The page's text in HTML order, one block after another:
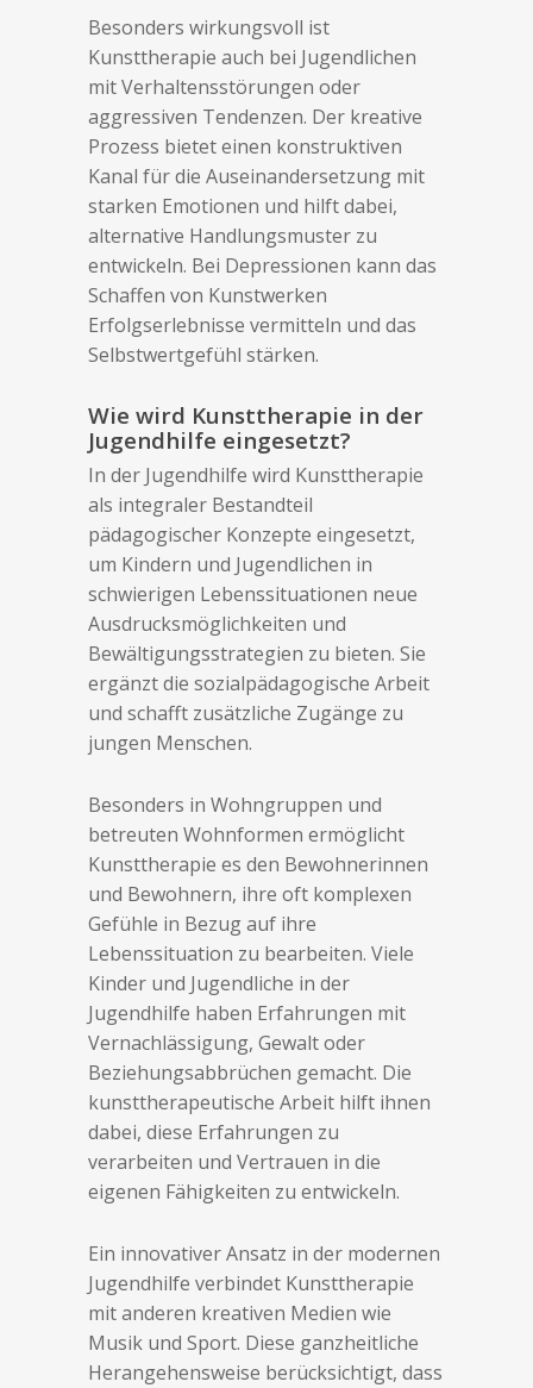
Besonders wirkungsvoll ist
Kunsttherapie auch bei Jugendlichen
mit Verhaltensstörungen oder
aggressiven Tendenzen. Der kreative
Prozess bietet einen konstruktiven
Kanal für die Auseinandersetzung mit
starken Emotionen und hilft dabei,
alternative Handlungsmuster zu
entwickeln. Bei Depressionen kann das
Schaffen von Kunstwerken
Erfolgserlebnisse vermitteln und das
Selbstwertgefühl stärken.
Wie wird Kunsttherapie in der
Jugendhilfe eingesetzt?
In der Jugendhilfe wird Kunsttherapie
als integraler Bestandteil
pädagogischer Konzepte eingesetzt,
um Kindern und Jugendlichen in
schwierigen Lebenssituationen neue
Ausdrucksmöglichkeiten und
Bewältigungsstrategien zu bieten. Sie
ergänzt die sozialpädagogische Arbeit
und schafft zusätzliche Zugänge zu
jungen Menschen.
Besonders in Wohngruppen und
betreuten Wohnformen ermöglicht
Kunsttherapie es den Bewohnerinnen
und Bewohnern, ihre oft komplexen
Gefühle in Bezug auf ihre
Lebenssituation zu bearbeiten. Viele
Kinder und Jugendliche in der
Jugendhilfe haben Erfahrungen mit
Vernachlässigung, Gewalt oder
Beziehungsabbrüchen gemacht. Die
kunsttherapeutische Arbeit hilft ihnen
dabei, diese Erfahrungen zu
verarbeiten und Vertrauen in die
eigenen Fähigkeiten zu entwickeln.
Ein innovativer Ansatz in der modernen
Jugendhilfe verbindet Kunsttherapie
mit anderen kreativen Medien wie
Musik und Sport. Diese ganzheitliche
Herangehensweise berücksichtigt, dass